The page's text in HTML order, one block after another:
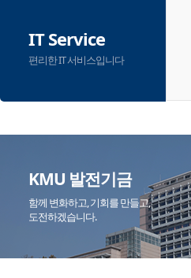
IT Service
편리한 IT 서비스입니다
KMU 발전기금
함께 변화하고, 기회를 만들고,
도전하겠습니다.